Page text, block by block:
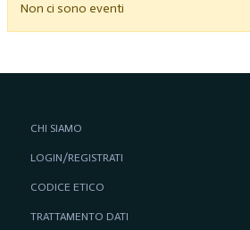
Non ci sono eventi
CHI SIAMO
LOGIN/REGISTRATI
CODICE ETICO
TRATTAMENTO DATI